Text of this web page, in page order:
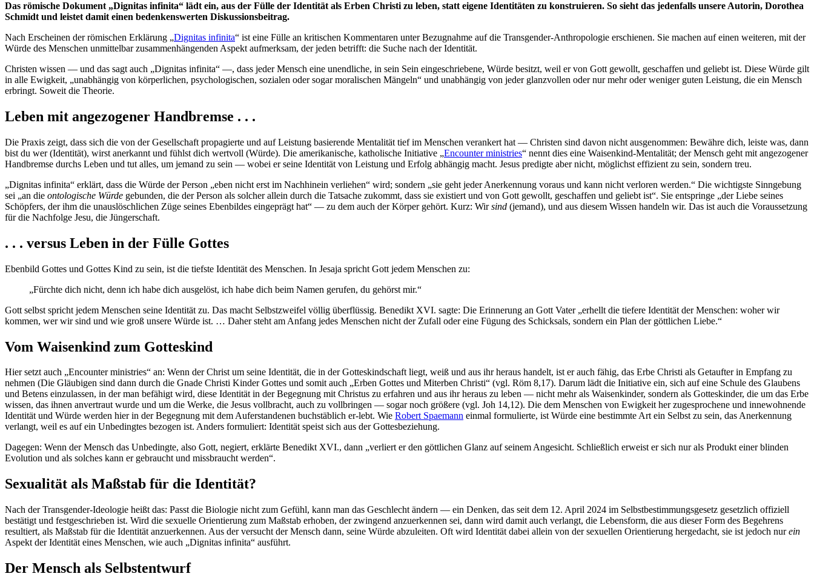
Das römische Dokument „Dignitas infinita“ lädt ein, aus der Fülle der Identität als Erben Christi zu leben, statt eigene Identitäten zu konstruieren. So sieht das jedenfalls unsere Autorin, Dorothea
Schmidt und leistet damit einen bedenkenswerten Diskussionsbeitrag.
Nach Erscheinen der römischen Erklärung „Dignitas infinita“ ist eine Fülle an kritischen Kommentaren unter Bezugnahme auf die Transgender-Anthropologie erschienen. Sie machen auf einen weiteren, mit der
Würde des Menschen unmittelbar zusammenhängenden Aspekt aufmerksam, der jeden betrifft: die Suche nach der Identität.
Christen wissen — und das sagt auch „Dignitas infinita“ —, dass jeder Mensch eine unendliche, in sein Sein eingeschriebene, Würde besitzt, weil er von Gott gewollt, geschaffen und geliebt ist. Diese Würde gilt
in alle Ewigkeit, „unabhängig von körperlichen, psychologischen, sozialen oder sogar moralischen Mängeln“ und unabhängig von jeder glanzvollen oder nur mehr oder weniger guten Leistung, die ein Mensch
erbringt. Soweit die Theorie.
Leben mit angezogener Handbremse . . .
Die Praxis zeigt, dass sich die von der Gesellschaft propagierte und auf Leistung basierende Mentalität tief im Menschen verankert hat — Christen sind davon nicht ausgenommen: Bewähre dich, leiste was, dann
bist du wer (Identität), wirst anerkannt und fühlst dich wertvoll (Würde). Die amerikanische, katholische Initiative „Encounter ministries“ nennt dies eine Waisenkind-Mentalität; der Mensch geht mit angezogener
Handbremse durchs Leben und tut alles, um jemand zu sein — wobei er seine Identität von Leistung und Erfolg abhängig macht. Jesus predigte aber nicht, möglichst effizient zu sein, sondern treu.
„Dignitas infinita“ erklärt, dass die Würde der Person „eben nicht erst im Nachhinein verliehen“ wird; sondern „sie geht jeder Anerkennung voraus und kann nicht verloren werden.“ Die wichtigste Sinngebung
sei „an die ontologische Würde gebunden, die der Person als solcher allein durch die Tatsache zukommt, dass sie existiert und von Gott gewollt, geschaffen und geliebt ist“. Sie entspringe „der Liebe seines
Schöpfers, der ihm die unauslöschlichen Züge seines Ebenbildes eingeprägt hat“ — zu dem auch der Körper gehört. Kurz: Wirsind (jemand), und aus diesem Wissen handeln wir. Das ist auch die Voraussetzung
für die Nachfolge Jesu, die Jüngerschaft.
. . . versus Leben in der Fülle Gottes
Ebenbild Gottes und Gottes Kind zu sein, ist die tiefste Identität des Menschen. In Jesaja spricht Gott jedem Menschen zu:
„Fürchte dich nicht, denn ich habe dich ausgelöst, ich habe dich beim Namen gerufen, du gehörst mir.“
Gott selbst spricht jedem Menschen seine Identität zu. Das macht Selbstzweifel völlig überflüssig. Benedikt XVI. sagte: Die Erinnerung an Gott Vater „erhellt die tiefere Identität der Menschen: woher wir
kommen, wer wir sind und wie groß unsere Würde ist. … Daher steht am Anfang jedes Menschen nicht der Zufall oder eine Fügung des Schicksals, sondern ein Plan der göttlichen Liebe.“
Vom Waisenkind zum Gotteskind
Hier setzt auch „Encounter ministries“ an: Wenn der Christ um seine Identität, die in der Gotteskindschaft liegt, weiß und aus ihr heraus handelt, ist er auch fähig, das Erbe Christi als Getaufter in Empfang zu
nehmen (Die Gläubigen sind dann durch die Gnade Christi Kinder Gottes und somit auch „Erben Gottes und Miterben Christi“ (vgl. Röm 8,17). Darum lädt die Initiative ein, sich auf eine Schule des Glaubens
und Betens einzulassen, in der man befähigt wird, diese Identität in der Begegnung mit Christus zu erfahren und aus ihr heraus zu leben — nicht mehr als Waisenkinder, sondern als Gotteskinder, die um das Erbe
wissen, das ihnen anvertraut wurde und um die Werke, die Jesus vollbracht, auch zu vollbringen — sogar noch größere (vgl. Joh 14,12). Die dem Menschen von Ewigkeit her zugesprochene und innewohnende
Identität und Würde werden hier in der Begegnung mit dem Auferstandenen buchstäblich er-lebt. Wie Robert Spaemann einmal formulierte, ist Würde eine bestimmte Art ein Selbst zu sein, das Anerkennung
verlangt, weil es auf ein Unbedingtes bezogen ist. Anders formuliert: Identität speist sich aus der Gottesbeziehung.
Dagegen: Wenn der Mensch das Unbedingte, also Gott, negiert, erklärte Benedikt XVI., dann „verliert er den göttlichen Glanz auf seinem Angesicht. Schließlich erweist er sich nur als Produkt einer blinden
Evolution und als solches kann er gebraucht und missbraucht werden“.
Sexualität als Maßstab für die Identität?
Nach der Transgender-Ideologie heißt das: Passt die Biologie nicht zum Gefühl, kann man das Geschlecht ändern — ein Denken, das seit dem 12. April 2024 im Selbstbestimmungsgesetz gesetzlich offiziell
bestätigt und festgeschrieben ist. Wird die sexuelle Orientierung zum Maßstab erhoben, der zwingend anzuerkennen sei, dann wird damit auch verlangt, die Lebensform, die aus dieser Form des Begehrens
resultiert, als Maßstab für die Identität anzuerkennen. Aus der versucht der Mensch dann, seine Würde abzuleiten. Oft wird Identität dabei allein von der sexuellen Orientierung hergedacht, sie ist jedoch nurein
Aspekt der Identität eines Menschen, wie auch „Dignitas infinita“ ausführt.
Der Mensch als Selbstentwurf